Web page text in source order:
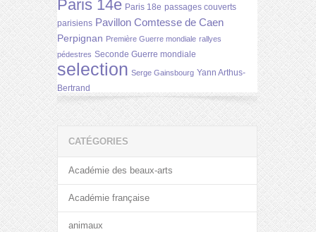
Paris 14e Paris 18e passages couverts
parisiens Pavillon Comtesse de Caen
Perpignan Première Guerre mondiale rallyes
pédestres Seconde Guerre mondiale
selection Serge Gainsbourg Yann Arthus-
Bertrand
CATÉGORIES
Académie des beaux-arts
Académie française
animaux